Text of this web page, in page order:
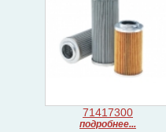
71417300
подробнее...